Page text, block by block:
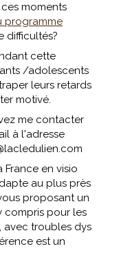
moments
programme
difficultés?
cette
/adolescents
leurs retards
motivé.
me contacter
à l'adresse
France en visio
au plus près
proposant un
pour les
avec troubles dys
est un